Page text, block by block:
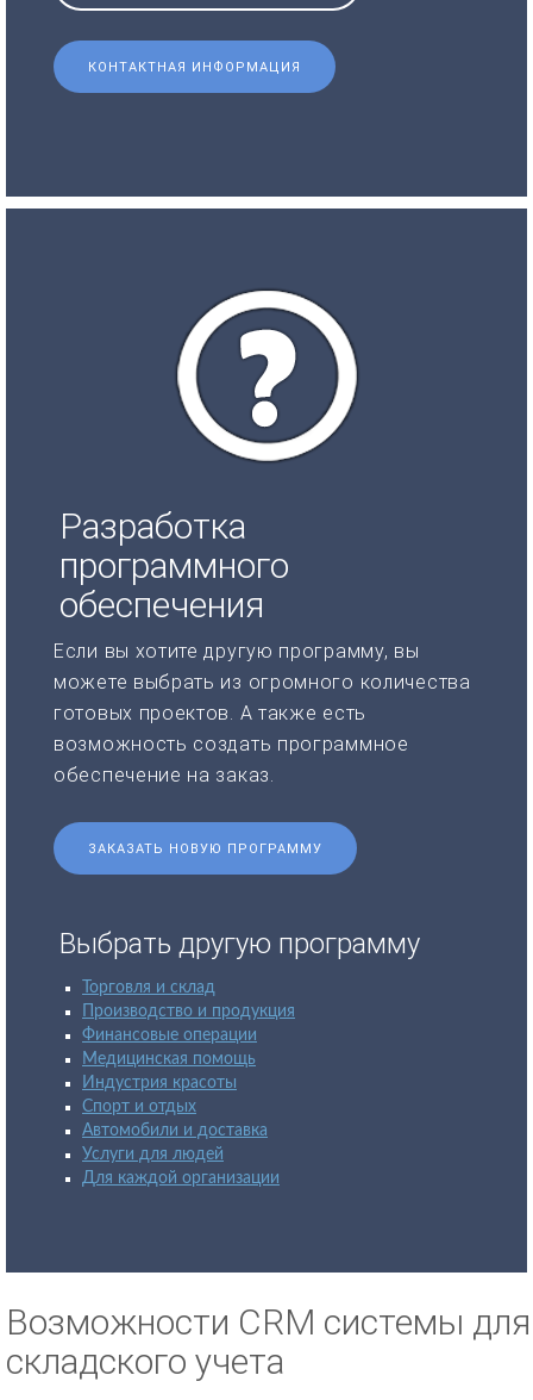
КОНТАКТНАЯ ИНФОРМАЦИЯ
Разработка
программного
обеспечения
Если вы хотите другую программу, вы
можете выбрать из огромного количества
готовых проектов. А также есть
возможность создать программное
обеспечение на заказ.
ЗАКАЗАТЬ НОВУЮ ПРОГРАММУ
Выбрать другую программу
Торговля и склад
Производство и продукция
Финансовые операции
Медицинская помощь
Индустрия красоты
Спорт и отдых
Автомобили и доставка
Услуги для людей
Для каждой организации
Возможности CRM системы для
складского учета